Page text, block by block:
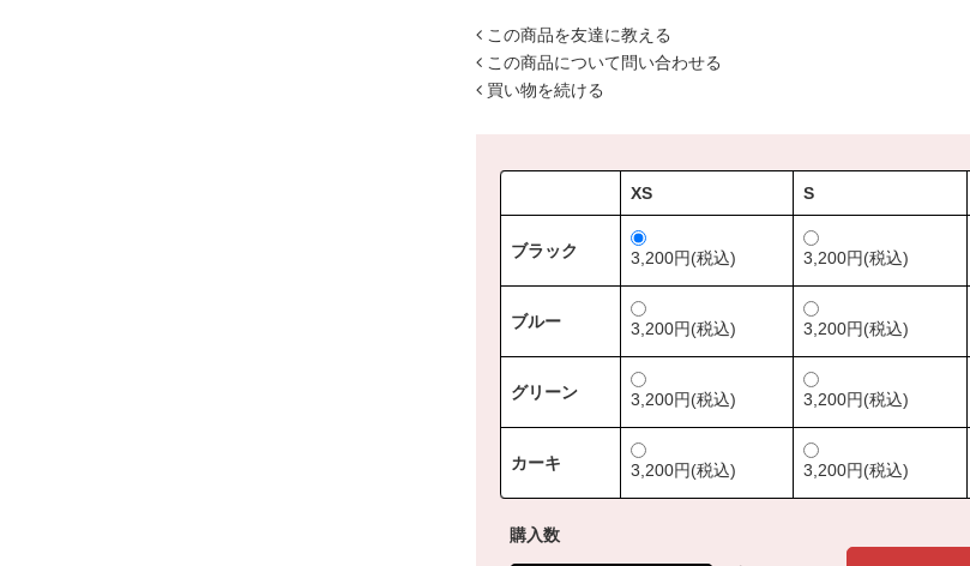
この商品を友達に教える
この商品について問い合わせる
買い物を続ける
XS S
ブラック 3,200円(税込) 3,200円(税込)
ブルー 3,200円(税込) 3,200円(税込)
グリーン 3,200円(税込) 3,200円(税込)
カーキ 3,200円(税込) 3,200円(税込)
購入数